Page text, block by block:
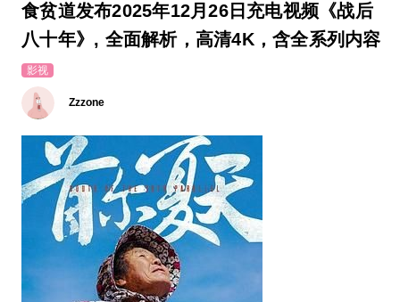
食贫道发布2025年12月26日充电视频《战后
八十年》, 全面解析，高清4K，含全系列内容
影视
Zzzone